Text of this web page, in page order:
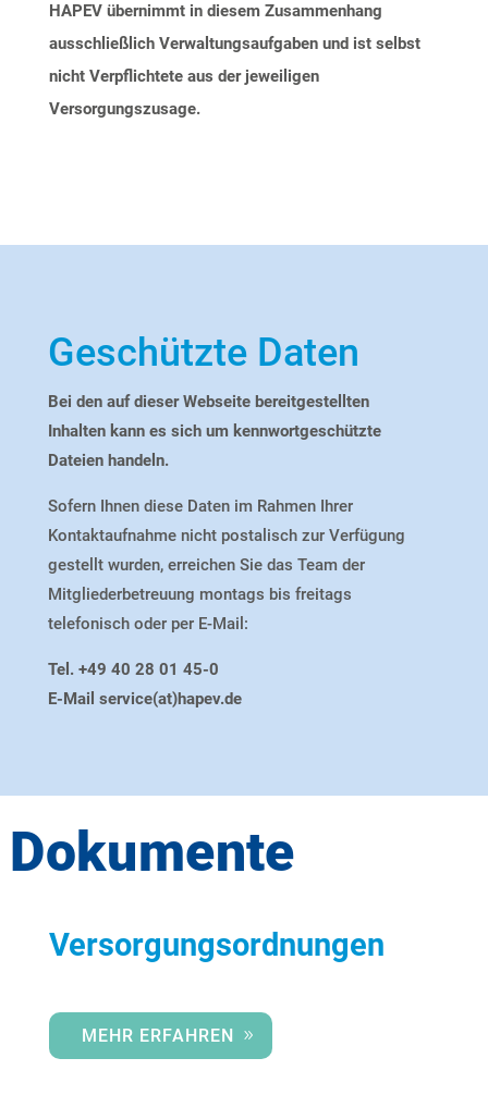
HAPEV übernimmt in diesem Zusammenhang
ausschließlich Verwaltungsaufgaben und ist selbst
nicht Verpflichtete aus der jeweiligen
Versorgungszusage.
Geschützte Daten
Bei den auf dieser Webseite bereitgestellten
Inhalten kann es sich um kennwortgeschützte
Dateien handeln.
Sofern Ihnen diese Daten im Rahmen Ihrer
Kontaktaufnahme nicht postalisch zur Verfügung
gestellt wurden, erreichen Sie das Team der
Mitgliederbetreuung montags bis freitags
telefonisch oder per E-Mail:
Tel. +49 40 28 01 45-0
E-Mail service(at)hapev.de
Dokumente
Versorgungsordnungen
MEHR ERFAHREN